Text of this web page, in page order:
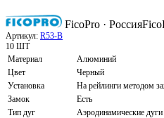
FicoPro · Россия
Артикул: R53-B
10 ШТ
Материал
Алюминий
Цвет
Черный
Установка
На рейлинги методом
Замок
Есть
Тип дуг
Аэродинамические дуги